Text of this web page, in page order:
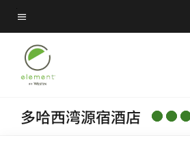
Skip
to
main
content
菜单文本
多哈西湾源宿酒店